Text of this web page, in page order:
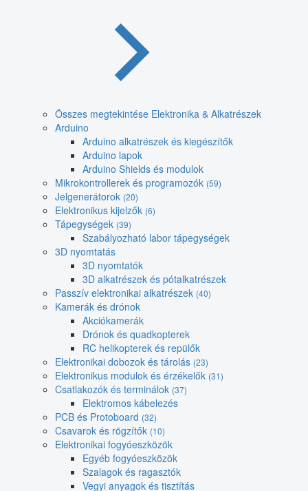
Összes megtekintése Elektronika & Alkatrészek
Arduino
Arduino alkatrészek és kiegészítők
Arduino lapok
Arduino Shields és modulok
Mikrokontrollerek és programozók (59)
Jelgenerátorok (20)
Elektronikus kijelzők (6)
Tápegységek (39)
Szabályozható labor tápegységek
3D nyomtatás
3D nyomtatók
3D alkatrészek és pótalkatrészek
Passzív elektronikai alkatrészek (40)
Kamerák és drónok
Akciókamerák
Drónok és quadkopterek
RC helikopterek és repülők
Elektronikai dobozok és tárolás (23)
Elektronikus modulok és érzékelők (31)
Csatlakozók és terminálok (37)
Elektromos kábelezés
PCB és Protoboard (32)
Csavarok és rögzítők (10)
Elektronikai fogyóeszközök
Egyéb fogyóeszközök
Szalagok és ragasztók
Vegyi anyagok és tisztítás